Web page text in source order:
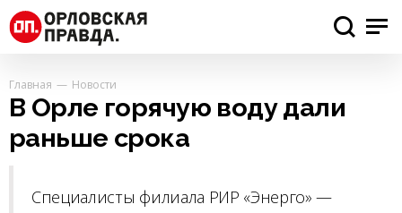
Главная Новости
В Орле горячую воду дали
раньше срока
Специалисты филиала РИР «Энерго» —